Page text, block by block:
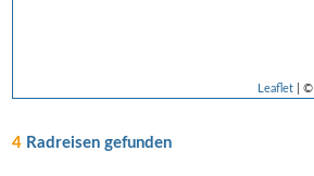
Leaflet| ©
4 Radreisen gefunden